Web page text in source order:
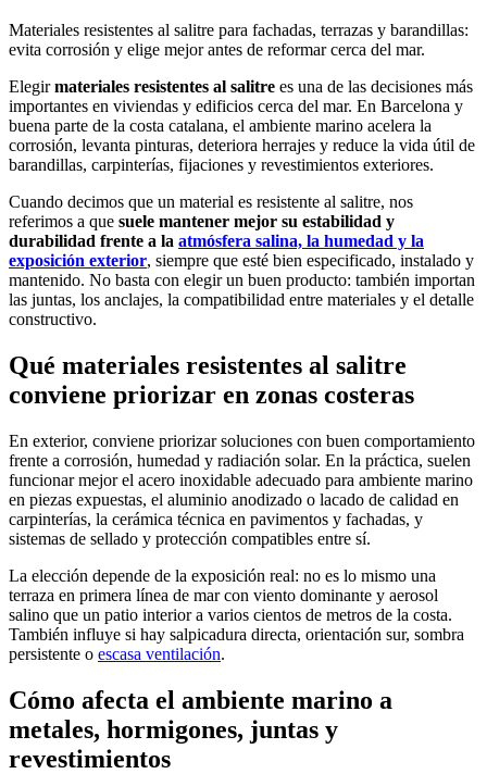
Materiales resistentes al salitre para fachadas, terrazas y barandillas:
evita corrosión y elige mejor antes de reformar cerca del mar.
Elegirmateriales resistentes al salitre es una de las decisiones más
importantes en viviendas y edificios cerca del mar. En Barcelona y
buena parte de la costa catalana, el ambiente marino acelera la
corrosión, levanta pinturas, deteriora herrajes y reduce la vida útil de
barandillas, carpinterías, fijaciones y revestimientos exteriores.
Cuando decimos que un material es resistente al salitre, nos
referimos a que suele mantener mejor su estabilidad y
durabilidad frente a la atmósfera salina, la humedad y la
exposición exterior, siempre que esté bien especificado, instalado y
mantenido. No basta con elegir un buen producto: también importan
las juntas, los anclajes, la compatibilidad entre materiales y el detalle
constructivo.
Qué materiales resistentes al salitre
conviene priorizar en zonas costeras
En exterior, conviene priorizar soluciones con buen comportamiento
frente a corrosión, humedad y radiación solar. En la práctica, suelen
funcionar mejor el acero inoxidable adecuado para ambiente marino
en piezas expuestas, el aluminio anodizado o lacado de calidad en
carpinterías, la cerámica técnica en pavimentos y fachadas, y
sistemas de sellado y protección compatibles entre sí.
La elección depende de la exposición real: no es lo mismo una
terraza en primera línea de mar con viento dominante y aerosol
salino que un patio interior a varios cientos de metros de la costa.
También influye si hay salpicadura directa, orientación sur, sombra
persistente o escasa ventilación.
Cómo afecta el ambiente marino a
metales, hormigones, juntas y
revestimientos